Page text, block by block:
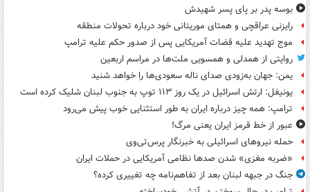
بوسه‌ پدر بر پای پسر شهیدش
رایزنی عراقچی و همتای موریتانی خود درباره تحولات منطقه
موج تهدید علیه قضات آمریکایی پس از صدور حکم علیه ترامپ
روایتی از همدلی و همسویی ملت‌ها در مراسم اربعین
یمن: جهان به‌زودی صدای ناله سعودی‌ها را خواهد شنید
یونیفل: ارتش اسرائیل در یک روز ۱۱۳ توپ به جنوب لبنان شلیک کرده است
ترامپ: همه چیز درباره ایران به طور استثنایی خوب پیش می‌رود
عبور از خط قرمز ایران یعنی مرگ!
حمله نیروهای اسرائیلی به خبرنگار پرس‌تی‌وی
«ضربه مغزی» شدن صدها نظامی آمریکایی در حملات ایران
جنگ در جبهه لبنان بعد از تفاهم‌نامه چه تغییری کرده؟